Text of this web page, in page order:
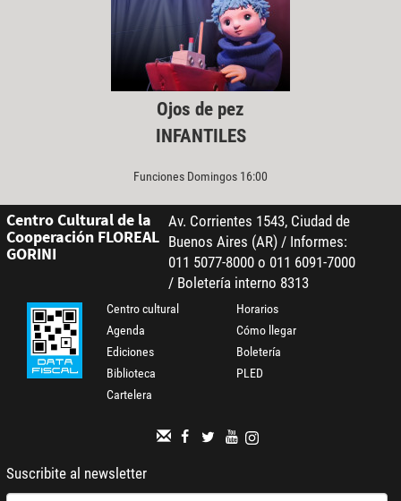
Ojos de pez
INFANTILES
Funciones Domingos 16:00
Centro Cultural de la
Cooperación FLOREAL
GORINI
Av. Corrientes 1543, Ciudad de
Buenos Aires (AR) / Informes:
011 5077-8000 o 011 6091-7000
/ Boletería interno 8313
Centro cultural
Agenda
Ediciones
Biblioteca
Cartelera
Horarios
Cómo llegar
Boletería
PLED
Suscribite al newsletter